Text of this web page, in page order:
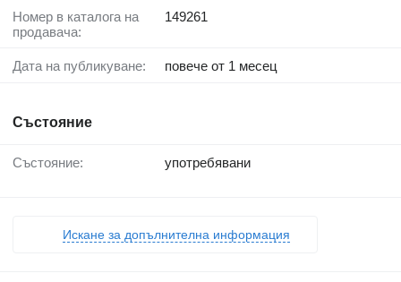
Номер в каталога на
продавача:
149261
Дата на публикуване: повече от 1 месец
Състояние
Състояние: употребявани
Искане за допълнителна информация